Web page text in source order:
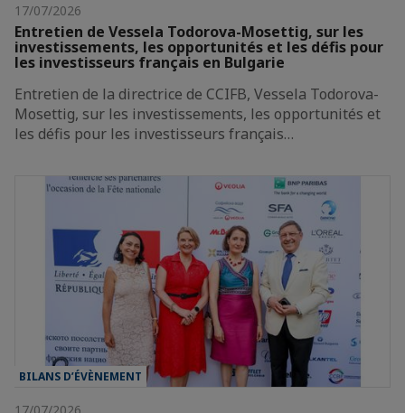
17/07/2026
Entretien de Vessela Todorova-Mosettig, sur les
investissements, les opportunités et les défis pour
les investisseurs français en Bulgarie
Entretien de la directrice de CCIFB, Vessela Todorova-
Mosettig, sur les investissements, les opportunités et
les défis pour les investisseurs français…
BILANS D’ÉVÈNEMENT